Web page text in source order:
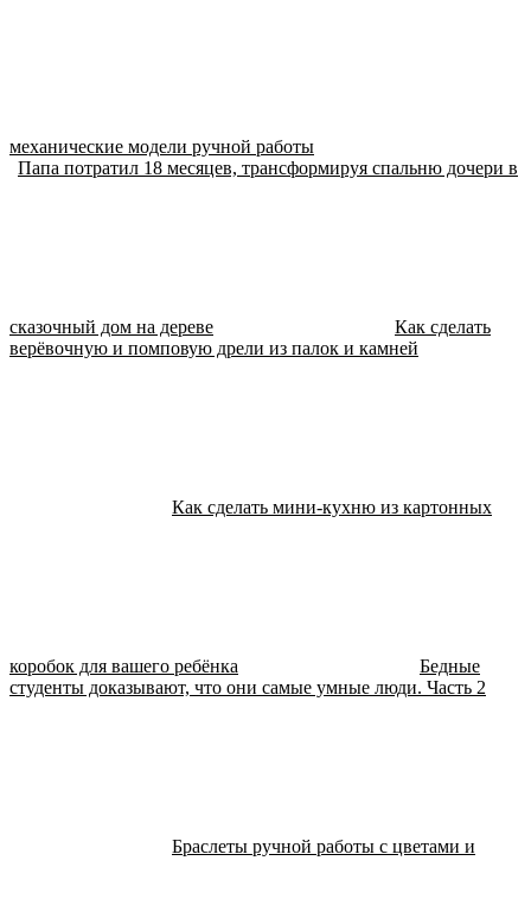
механические модели ручной работы
Папа потратил 18 месяцев, трансформируя спальню дочери в
сказочный дом на дереве
Как сделать
верёвочную и помповую дрели из палок и камней
Как сделать мини-кухню из картонных
коробок для вашего ребёнка
Бедные
студенты доказывают, что они самые умные люди. Часть 2
Браслеты ручной работы c цветами и